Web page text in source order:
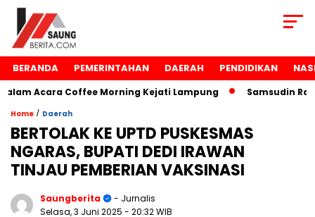
BERANDA PEMERINTAHAN DAERAH PENDIDIKAN
Acara Coffee Morning Kejati Lampung Samsudin Raih
Home / Daerah
BERTOLAK KE UPTD PUSKESMAS
NGARAS, BUPATI DEDI IRAWAN
TINJAU PEMBERIAN VAKSINASI
Saungberita
- Jurnalis
Selasa, 3 Juni 2025 - 20:32 WIB